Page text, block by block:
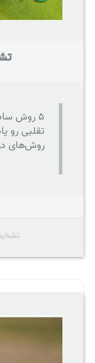
5 روش
تقلبی رو
روش‌های